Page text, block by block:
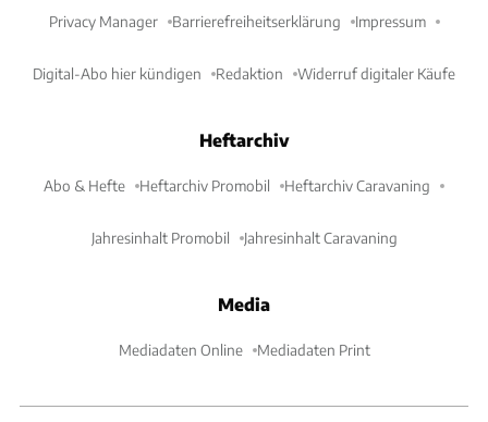
Privacy Manager Barrierefreiheitserklärung Impressum
Digital-Abo hier kündigen Redaktion Widerruf digitaler Käufe
Heftarchiv
Abo & Hefte Heftarchiv Promobil Heftarchiv Caravaning
Jahresinhalt Promobil Jahresinhalt Caravaning
Media
Mediadaten Online Mediadaten Print